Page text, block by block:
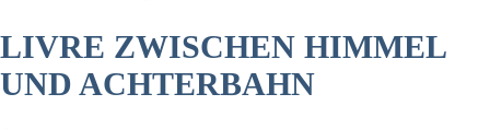
LIVRE ZWISCHEN HIMMEL
UND ACHTERBAHN